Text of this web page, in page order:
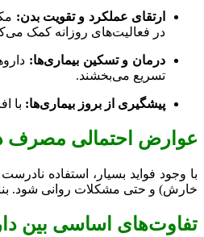
ارتقای عملکرد و تقویت بدن:
در فعالیت‌های روزانه کمک
درمان و تسکین بیماری‌ها:
تسریع می‌بخشند.
پیشگیری از بروز بیماری‌ها: با
عوارض احتمالی مصرف
با وجود فواید بسیار، استفاده
خارش) و حتی مشکلات روانی شود.
تفاوت‌های اساسی بین